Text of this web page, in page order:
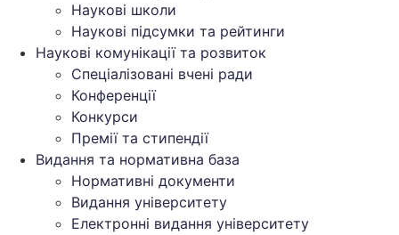
Наукові школи
Наукові підсумки та рейтинги
Наукові комунікації та розвиток
Спеціалізовані вчені ради
Конференції
Конкурси
Премії та стипендії
Видання та нормативна база
Нормативні документи
Видання університету
Електронні видання університету